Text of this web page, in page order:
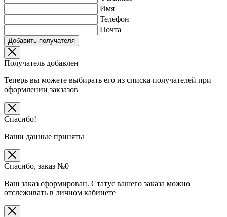
Имя
Телефон
Почта
Добавить получателя
Получатель добавлен
Теперь вы можете выбирать его из списка получателей при
оформлении закзазов
Спасибо!
Ваши данные приняты
Спасибо, заказ №0
Ваш заказ сформирован. Статус вашего заказа можно
отслеживать в личном кабинете